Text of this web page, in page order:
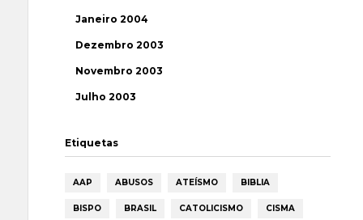
Janeiro 2004
Dezembro 2003
Novembro 2003
Julho 2003
Etiquetas
AAP ABUSOS ATEÍSMO BIBLIA
BISPO BRASIL CATOLICISMO CISMA